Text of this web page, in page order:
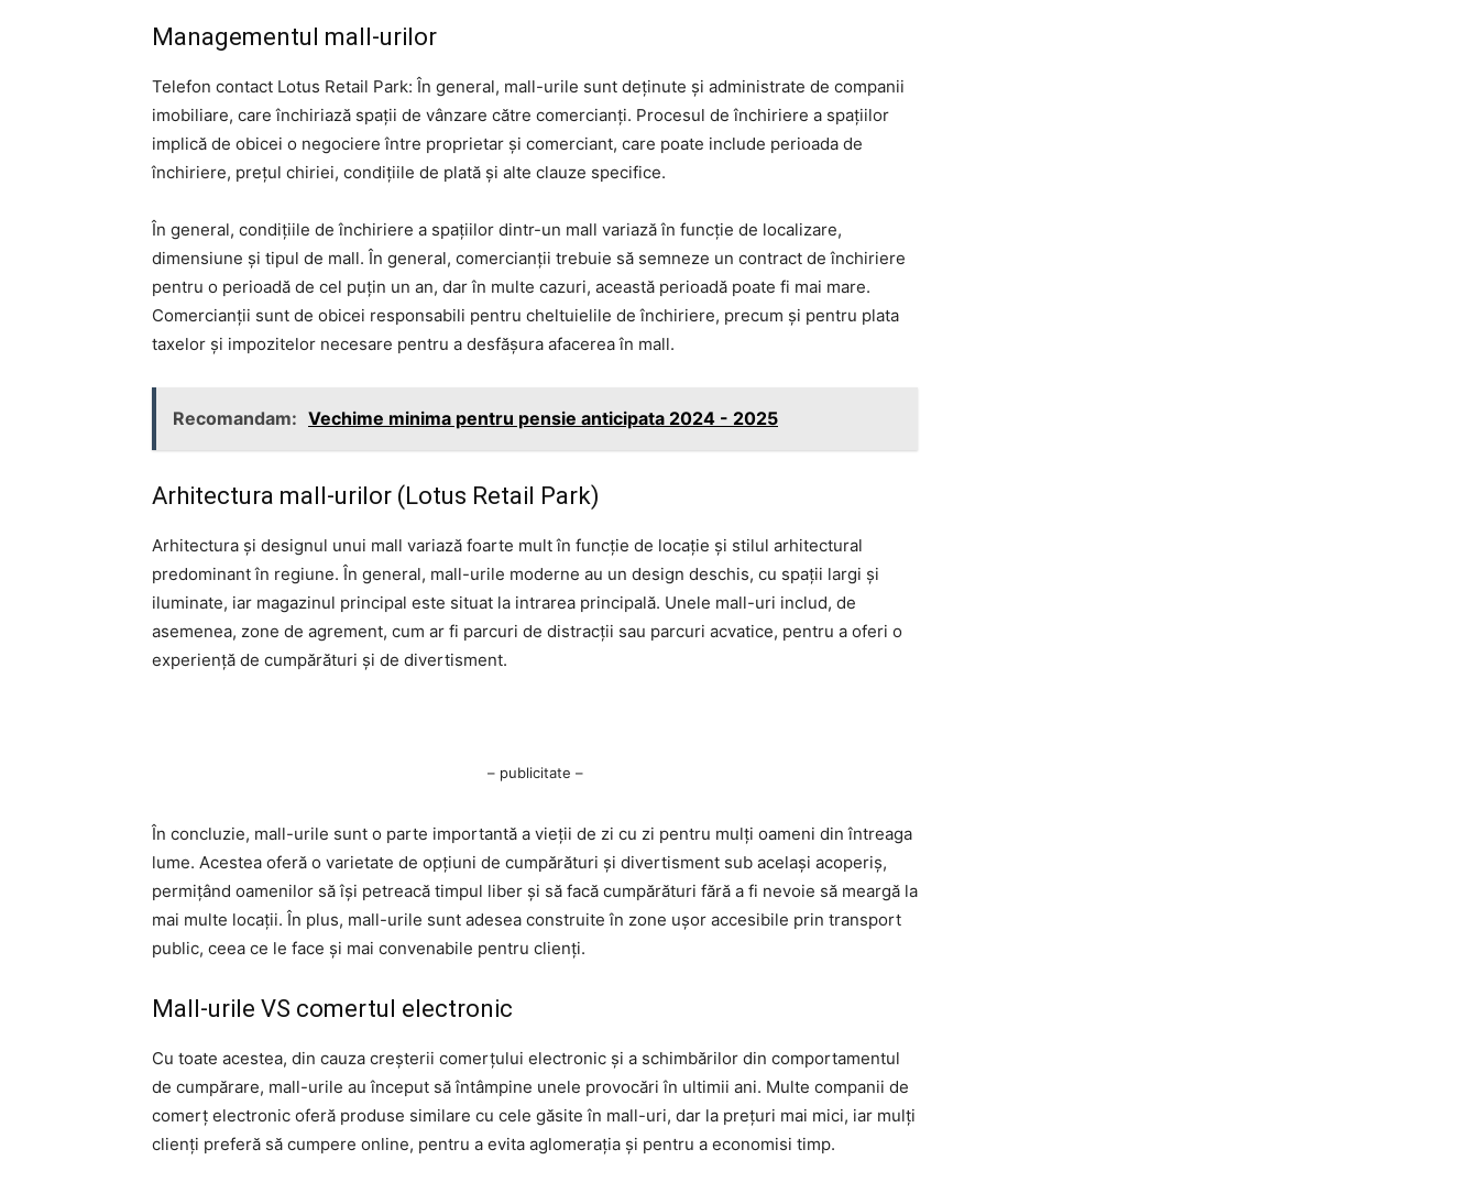
Managementul mall-urilor
Telefon contact Lotus Retail Park: În general, mall-urile sunt deținute și administrate de companii
imobiliare, care închiriază spații de vânzare către comercianți. Procesul de închiriere a spațiilor
implică de obicei o negociere între proprietar și comerciant, care poate include perioada de
închiriere, prețul chiriei, condițiile de plată și alte clauze specifice.
În general, condițiile de închiriere a spațiilor dintr-un mall variază în funcție de localizare,
dimensiune și tipul de mall. În general, comercianții trebuie să semneze un contract de închiriere
pentru o perioadă de cel puțin un an, dar în multe cazuri, această perioadă poate fi mai mare.
Comercianții sunt de obicei responsabili pentru cheltuielile de închiriere, precum și pentru plata
taxelor și impozitelor necesare pentru a desfășura afacerea în mall.
Recomandam: Vechime minima pentru pensie anticipata 2024 - 2025
Arhitectura mall-urilor (Lotus Retail Park)
Arhitectura și designul unui mall variază foarte mult în funcție de locație și stilul arhitectural
predominant în regiune. În general, mall-urile moderne au un design deschis, cu spații largi și
iluminate, iar magazinul principal este situat la intrarea principală. Unele mall-uri includ, de
asemenea, zone de agrement, cum ar fi parcuri de distracții sau parcuri acvatice, pentru a oferi o
experiență de cumpărături și de divertisment.
– publicitate –
În concluzie, mall-urile sunt o parte importantă a vieții de zi cu zi pentru mulți oameni din întreaga
lume. Acestea oferă o varietate de opțiuni de cumpărături și divertisment sub același acoperiș,
permițând oamenilor să își petreacă timpul liber și să facă cumpărături fără a fi nevoie să meargă la
mai multe locații. În plus, mall-urile sunt adesea construite în zone ușor accesibile prin transport
public, ceea ce le face și mai convenabile pentru clienți.
Mall-urile VS comertul electronic
Cu toate acestea, din cauza creșterii comerțului electronic și a schimbărilor din comportamentul
de cumpărare, mall-urile au început să întâmpine unele provocări în ultimii ani. Multe companii de
comerț electronic oferă produse similare cu cele găsite în mall-uri, dar la prețuri mai mici, iar mulți
clienți preferă să cumpere online, pentru a evita aglomerația și pentru a economisi timp.